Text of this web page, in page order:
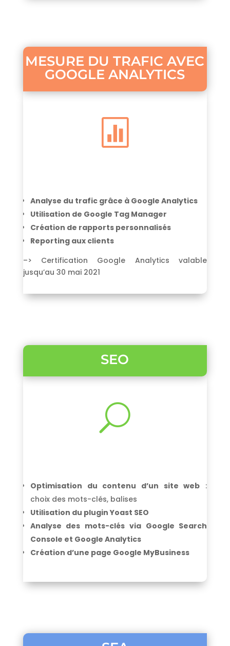
MESURE DU TRAFIC AVEC
GOOGLE ANALYTICS

Analyse du trafic grâce à Google Analytics
Utilisation de Google Tag Manager
Création de rapports personnalisés
Reporting aux clients
–> Certification Google Analytics valable
jusqu’au 30 mai 2021
SEO
U
Optimisation du contenu d’un site web :
choix des mots-clés, balises
Utilisation du plugin Yoast SEO
Analyse des mots-clés via Google Search
Console et Google Analytics
Création d’une page Google MyBusiness